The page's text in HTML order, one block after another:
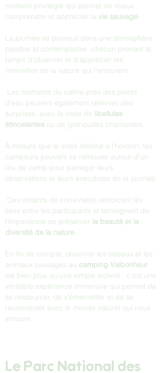
moment privilégié qui permet de mieux
comprendre et apprécier la vie sauvage.
La journée se poursuit dans une atmosphère
paisible et contemplative, chacun prenant le
temps d'observer et d'apprécier les
merveilles de la nature qui l'entourent.
d'eau peuvent également réserver des
surprises, avec la visite de libellules
étincelantes ou de grenouilles chantantes.
À mesure que le soleil décline à l'horizon, les
campeurs peuvent se retrouver autour d'un
feu de camp pour partager leurs
observations et leurs anecdotes de la journée.
liens entre les participants et témoignent de
l'importance de préserver la beauté et la
diversité de la nature.
En fin de compte, observer les oiseaux et les
animaux sauvages au camping Valbonheur
est bien plus qu'une simple activité : c'est une
véritable expérience immersive qui permet de
se ressourcer, de s'émerveiller et de se
reconnecter avec le monde naturel qui nous
entoure.
Le Parc National des